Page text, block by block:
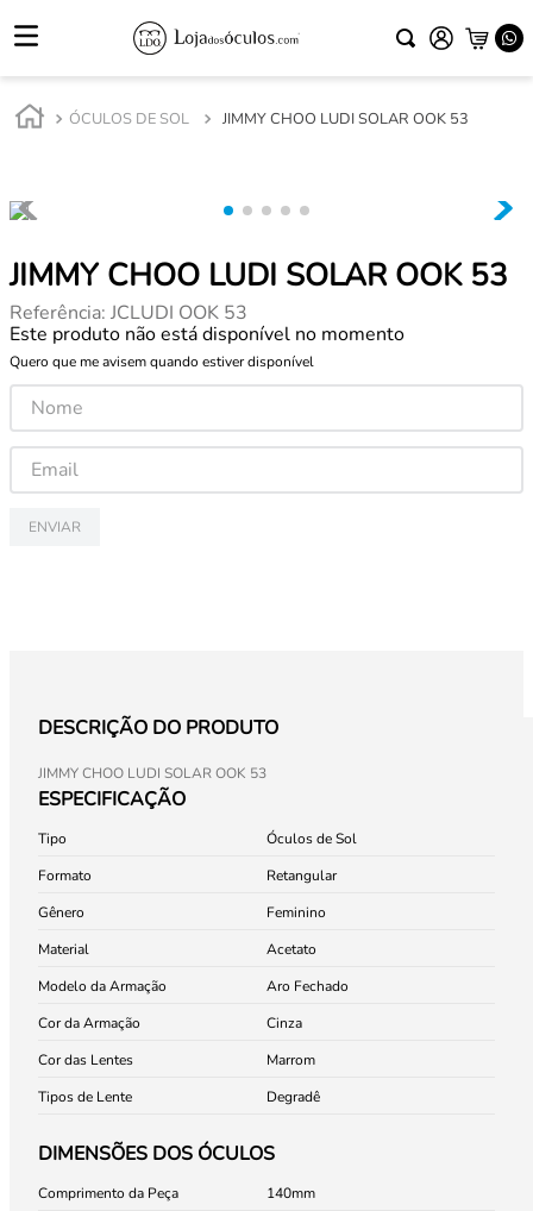
ÓCULOS DE SOL JIMMY CHOO LUDI SOLAR OOK 53
JIMMY CHOO LUDI SOLAR OOK 53
Referência: JCLUDI OOK 53
Este produto não está disponível no momento
Quero que me avisem quando estiver disponível
ENVIAR
DESCRIÇÃO DO PRODUTO
JIMMY CHOO LUDI SOLAR OOK 53
ESPECIFICAÇÃO
Tipo
Óculos de Sol
Formato
Retangular
Gênero
Feminino
Material
Acetato
Modelo da Armação
Aro Fechado
Cor da Armação
Cinza
Cor das Lentes
Marrom
Tipos de Lente
Degradê
DIMENSÕES DOS ÓCULOS
Comprimento da Peça
140